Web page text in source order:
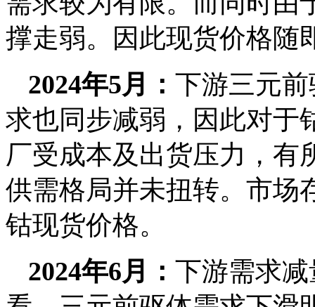
撑走弱。因此现货价格随
2024年5月： 下游三元
求也同步减弱，因此对于
厂受成本及出货压力，有
供需格局并未扭转。市场
钴现货价格。
2024年6月： 下游需求